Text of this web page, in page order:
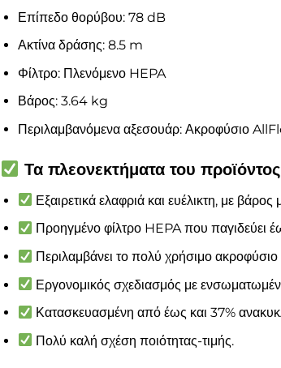
Επίπεδο θορύβου: 78 dB
Ακτίνα δράσης: 8.5 m
Φίλτρο: Πλενόμενο HEPA
Βάρος: 3.64 kg
Περιλαμβανόμενα αξεσουάρ: Ακροφύσιο
Τα πλεονεκτήματα του προϊόντος
Εξαιρετικά ελαφριά και ευέλικτη, με
Προηγμένο φίλτρο HEPA που παγιδεύει
Περιλαμβάνει το πολύ χρήσιμο
Εργονομικός σχεδιασμός με
Κατασκευασμένη από έως και 37%
Πολύ καλή σχέση ποιότητας-τιμής.